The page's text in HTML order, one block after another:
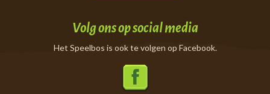
Volg ons op social media
Het Speelbos is ook te volgen op Facebook.